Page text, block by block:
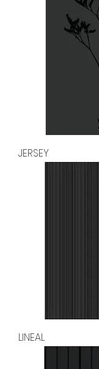
JERSEY
LINEAL